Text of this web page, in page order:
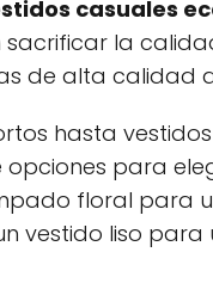
casuales
sacrificar la
de alta calidad
hasta
para
floral para
vestido liso